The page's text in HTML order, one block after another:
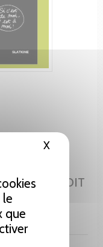
le
que
XMasquer
S'EST DIT